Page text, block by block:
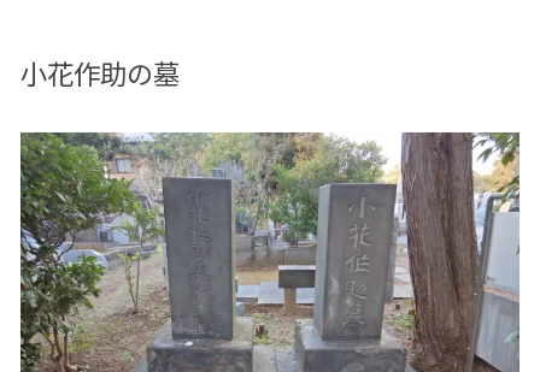
小花作助の墓